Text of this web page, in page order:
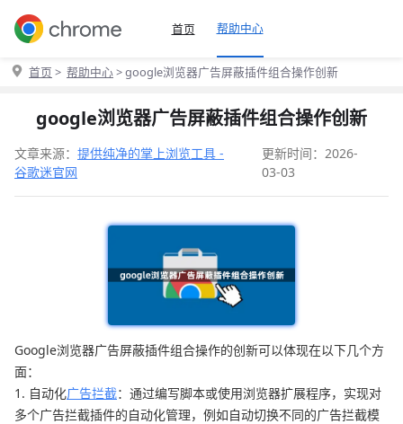
首页 帮助中心
首页 > 帮助中心> google浏览器广告屏蔽插件组合操作创新
google浏览器广告屏蔽插件组合操作创新
文章来源： 提供纯净的掌上浏览工具 -
谷歌迷官网
更新时间：2026-
03-03
Google浏览器广告屏蔽插件组合操作的创新可以体现在以下几个方
面：
1. 自动化广告拦截：通过编写脚本或使用浏览器扩展程序，实现对
多个广告拦截插件的自动化管理，例如自动切换不同的广告拦截模